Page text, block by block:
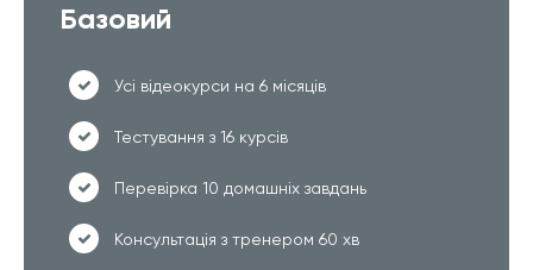
Базовий
Усі відеокурси на 6 місяців
Тестування з 16 курсів
Перевірка 10 домашніх завдань
Консультація з тренером 60 хв